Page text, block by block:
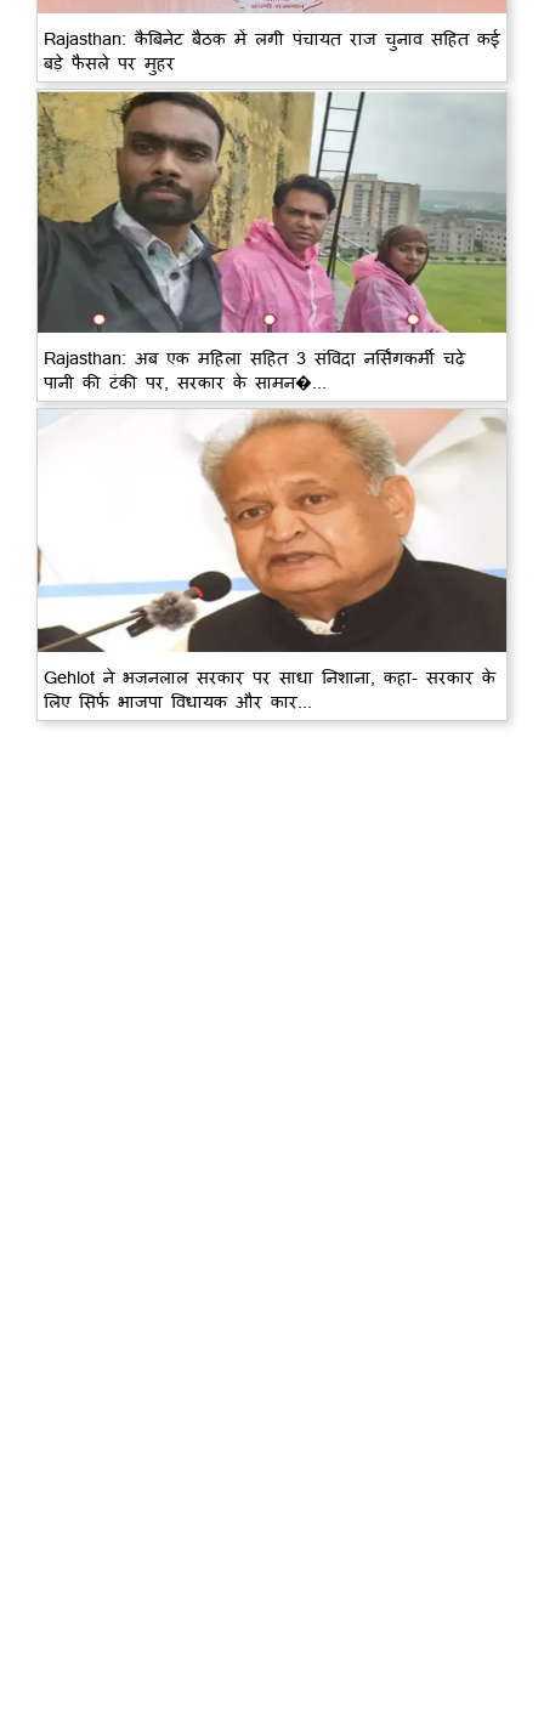
Rajasthan: कैबिनेट बैठक में लगी पंचायत राज चुनाव सहित कई
बड़े फैसले पर मुहर
Rajasthan: अब एक महिला सहित 3 संविदा नर्सिंगकर्मी चढ़े
पानी की टंकी पर, सरकार के सामन�...
Gehlot ने भजनलाल सरकार पर साधा निशाना, कहा- सरकार के
लिए सिर्फ भाजपा विधायक और कार...